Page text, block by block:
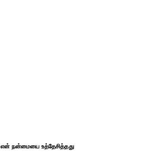
என் நன்மையை உத்தேசித்தது